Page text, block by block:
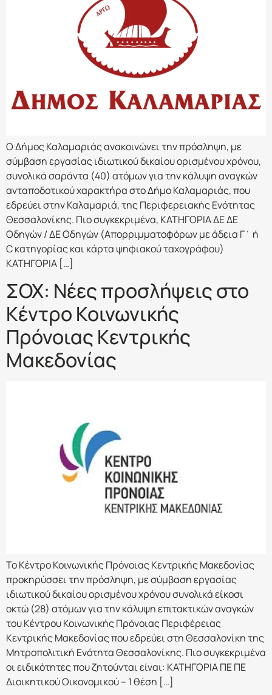
Ο Δήμος Καλαμαριάς ανακοινώνει την πρόσληψη, με
σύμβαση εργασίας ιδιωτικού δικαίου ορισμένου χρόνου,
συνολικά σαράντα (40) ατόμων για την κάλυψη αναγκών
ανταποδοτικού χαρακτήρα στο Δήμο Καλαμαριάς, που
εδρεύει στην Καλαμαριά, της Περιφερειακής Ενότητας
Θεσσαλονίκης. Πιο συγκεκριμένα, ΚΑΤΗΓΟΡΙΑ ΔΕ ΔΕ
Οδηγών / ΔΕ Οδηγών (Απορριμματοφόρων με άδεια Γ΄ ή
C κατηγορίας και κάρτα ψηφιακού ταχογράφου)
ΚΑΤΗΓΟΡΙΑ […]
ΣΟΧ: Νέες προσλήψεις στο
Κέντρο Κοινωνικής
Πρόνοιας Κεντρικής
Μακεδονίας
Το Κέντρο Κοινωνικής Πρόνοιας Κεντρικής Μακεδονίας
προκηρύσσει την πρόσληψη, με σύμβαση εργασίας
ιδιωτικού δικαίου ορισμένου χρόνου συνολικά είκοσι
οκτώ (28) ατόμων για την κάλυψη επιτακτικών αναγκών
του Κέντρου Κοινωνικής Πρόνοιας Περιφέρειας
Κεντρικής Μακεδονίας που εδρεύει στη Θεσσαλονίκη της
Μητροπολιτική Ενότητα Θεσσαλονίκης. Πιο συγκεκριμένα
οι ειδικότητες που ζητούνται είναι: ΚΑΤΗΓΟΡΙΑ ΠΕ ΠΕ
Διοικητικού Οικονομικού – 1 θέση […]